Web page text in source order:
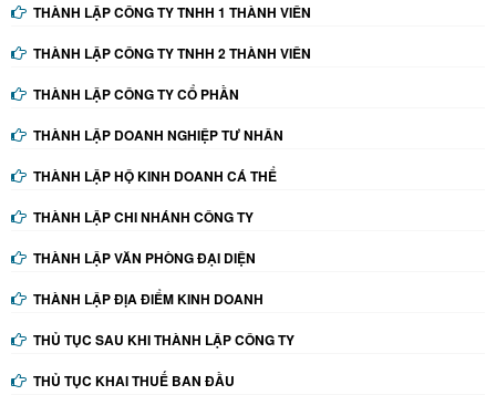
THÀNH LẬP CÔNG TY TNHH 1 THÀNH VIÊN
THÀNH LẬP CÔNG TY TNHH 2 THÀNH VIÊN
THÀNH LẬP CÔNG TY CỔ PHẦN
THÀNH LẬP DOANH NGHIỆP TƯ NHÂN
THÀNH LẬP HỘ KINH DOANH CÁ THỂ
THÀNH LẬP CHI NHÁNH CÔNG TY
THÀNH LẬP VĂN PHÒNG ĐẠI DIỆN
THÀNH LẬP ĐỊA ĐIỂM KINH DOANH
THỦ TỤC SAU KHI THÀNH LẬP CÔNG TY
THỦ TỤC KHAI THUẾ BAN ĐẦU